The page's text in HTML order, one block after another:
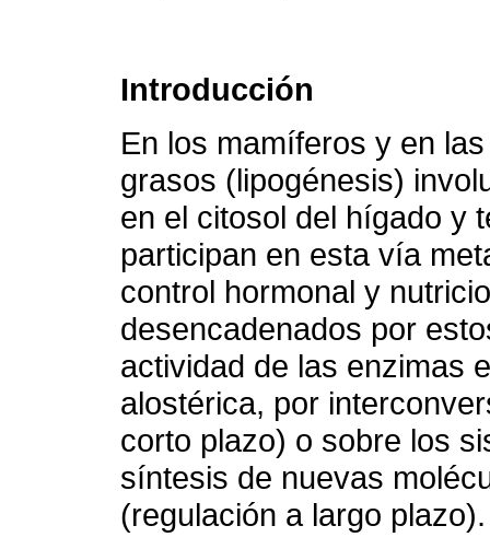
Introducción
En los mamíferos y en
grasos (lipogénesis)
en el citosol del hígado y
participan en esta vía
control hormonal y
desencadenados por
actividad de las enzimas
alostérica, por
corto plazo) o sobre los
síntesis de nuevas
(regulación a largo plazo).